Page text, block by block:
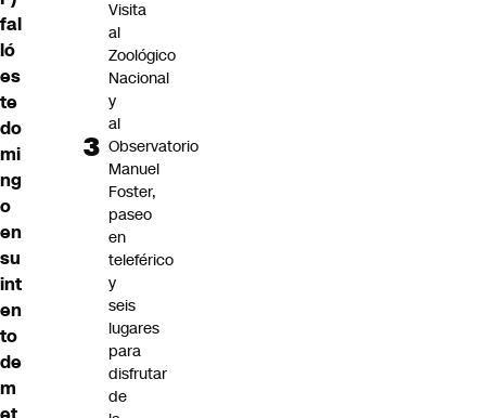
fal
ló
es
te
do
mi
ng
o
en
su
int
en
to
de
m
Visita
al
Zoológico
Nacional
y
al
Observatorio
Manuel
Foster,
paseo
en
teleférico
y
seis
lugares
para
disfrutar
de